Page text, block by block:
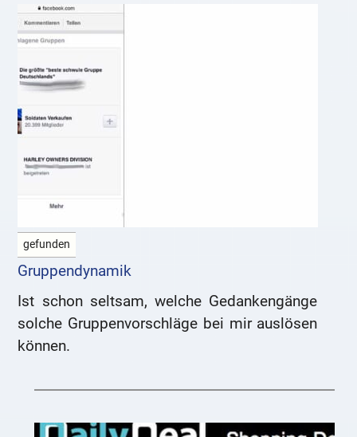
gefunden
Gruppendynamik
Ist schon seltsam, welche Gedankengänge
solche Gruppenvorschläge bei mir auslösen
können.